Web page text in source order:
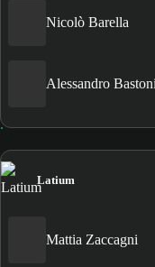
Nicolò Barella
Alessandro Bastoni
Latium
Mattia Zaccagni